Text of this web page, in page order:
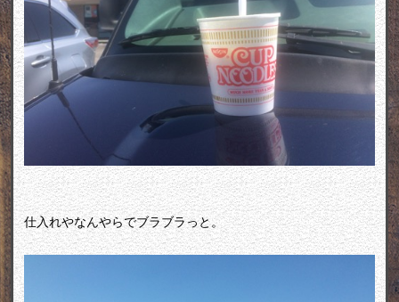
仕入れやなんやらでブラブラっと。